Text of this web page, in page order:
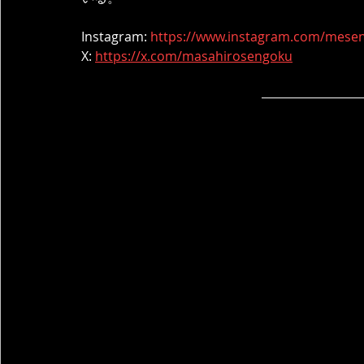
Instagram: https://www.instagram.com/
X: https://x.com/masahirosengoku